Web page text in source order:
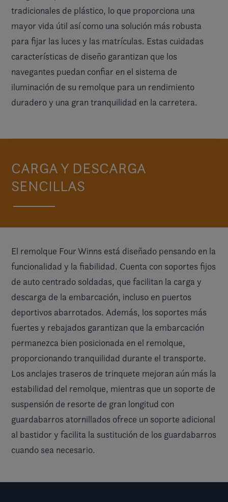
tradicionales de plástico, lo que proporciona una
mayor vida útil así como una solución más robusta
para fijar las luces y las matrículas. Estas cuidadas
características de diseño garantizan que los
navegantes puedan confiar en el sistema de
iluminación de su remolque para un rendimiento
duradero y una gran tranquilidad en la carretera.
CARGA Y DESCARGA
SENCILLAS
El remolque Four Winns está diseñado pensando en la
funcionalidad y la fiabilidad. Cuenta con soportes fijos
de auto centrado soldadas, que facilitan la carga y
descarga de la embarcación, incluso en puertos
deportivos abarrotados. Además, los soportes más
fuertes y rebajados garantizan que la embarcación
permanezca bien posicionada en el remolque,
proporcionando tranquilidad durante el transporte.
Los anclajes traseros de trinquete mejoran aún más la
estabilidad del remolque, mientras que un soporte de
suspensión de resorte de gran longitud con
guardabarros atornillados ofrece un soporte adicional
al bastidor y facilita la sustitución de los guardabarros
cuando sea necesario.